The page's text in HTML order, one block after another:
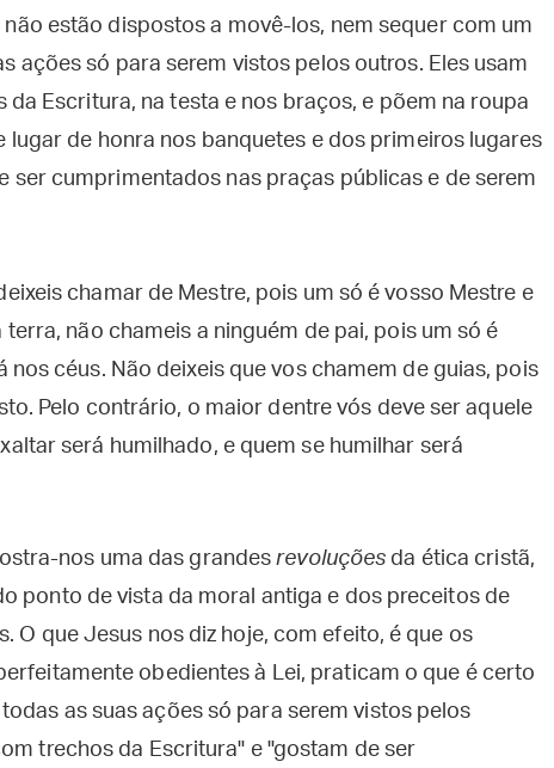
estão dispostos a movê-los, nem sequer com um
ações só para serem vistos pelos outros. Eles usam
da Escritura, na testa e nos braços, e põem na roupa
lugar de honra nos banquetes e dos primeiros lugares
ser cumprimentados nas praças públicas e de serem
chamar de Mestre, pois um só é vosso Mestre e
não chameis a ninguém de pai, pois um só é
nos céus. Não deixeis que vos chamem de guias, pois
Pelo contrário, o maior dentre vós deve ser aquele
será humilhado, e quem se humilhar será
nos uma das grandesrevoluções da ética cristã,
ponto de vista da moral antiga e dos preceitos de
O que Jesus nos diz hoje, com efeito, é que os
obedientes à Lei, praticam o que é certo
as suas ações só para serem vistos pelos
trechos da Escritura" e "gostam de ser